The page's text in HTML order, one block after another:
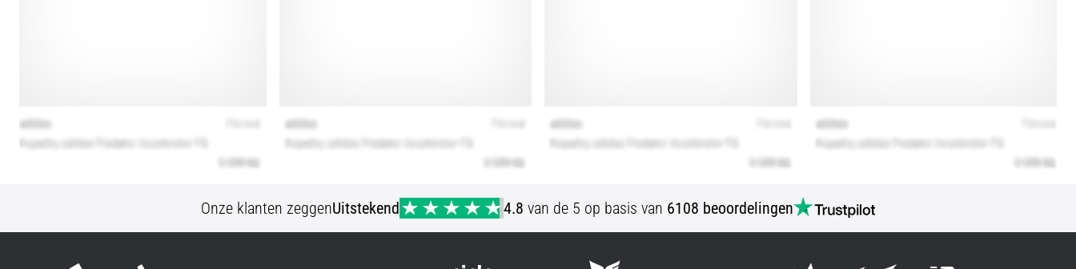
Onze klanten zeggenUitstekend 4.8 van de 5 op basis van 6108 beoordelingen